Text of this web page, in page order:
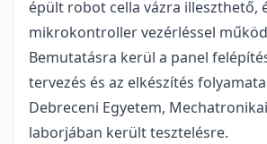
épült robot cella vázra illeszthető,
mikrokontroller vezérléssel
Bemutatásra kerül a panel
tervezés és az elkészítés
Debreceni Egyetem,
laborjában került tesztelésre.